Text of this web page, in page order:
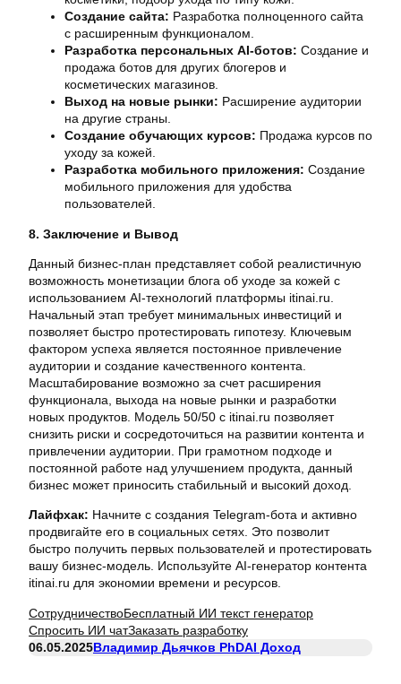
Создание сайта: Разработка полноценного сайта
с расширенным функционалом.
Разработка персональных AI-ботов: Создание и
продажа ботов для других блогеров и
косметических магазинов.
Выход на новые рынки: Расширение аудитории
на другие страны.
Создание обучающих курсов: Продажа курсов по
уходу за кожей.
Разработка мобильного приложения: Создание
мобильного приложения для удобства
пользователей.
8. Заключение и Вывод
Данный бизнес-план представляет собой реалистичную
возможность монетизации блога об уходе за кожей с
использованием AI-технологий платформы itinai.ru.
Начальный этап требует минимальных инвестиций и
позволяет быстро протестировать гипотезу. Ключевым
фактором успеха является постоянное привлечение
аудитории и создание качественного контента.
Масштабирование возможно за счет расширения
функционала, выхода на новые рынки и разработки
новых продуктов. Модель 50/50 с itinai.ru позволяет
снизить риски и сосредоточиться на развитии контента и
привлечении аудитории. При грамотном подходе и
постоянной работе над улучшением продукта, данный
бизнес может приносить стабильный и высокий доход.
Лайфхак: Начните с создания Telegram-бота и активно
продвигайте его в социальных сетях. Это позволит
быстро получить первых пользователей и протестировать
вашу бизнес-модель. Используйте AI-генератор контента
itinai.ru для экономии времени и ресурсов.
СотрудничествоБесплатный ИИ текст генератор
Спросить ИИ чатЗаказать разработку
06.05.2025Владимир Дьячков PhDAI Доход